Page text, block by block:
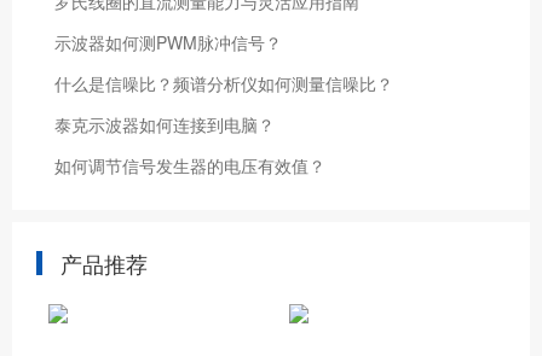
示波器如何测PWM脉冲信号？
什么是信噪比？频谱分析仪如何测量信噪比？
泰克示波器如何连接到电脑？
如何调节信号发生器的电压有效值？
产品推荐